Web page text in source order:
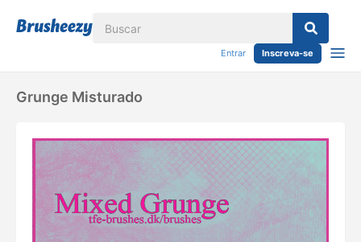
Entrar Inscreva-se
Grunge Misturado